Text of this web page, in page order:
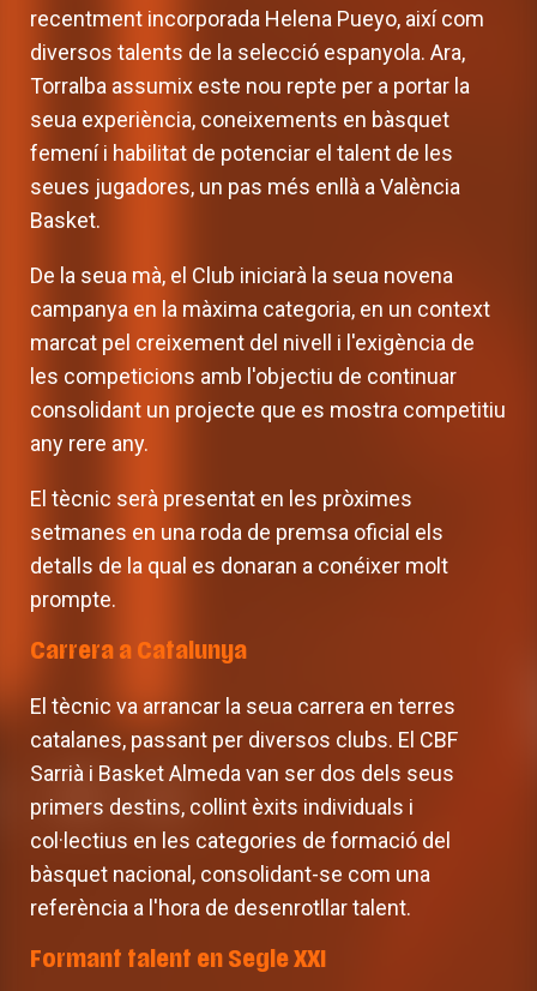
recentment incorporada Helena Pueyo, així com
diversos talents de la selecció espanyola. Ara,
Torralba assumix este nou repte per a portar la
seua experiència, coneixements en bàsquet
femení i habilitat de potenciar el talent de les
seues jugadores, un pas més enllà a València
Basket.
De la seua mà, el Club iniciarà la seua novena
campanya en la màxima categoria, en un context
marcat pel creixement del nivell i l'exigència de
les competicions amb l'objectiu de continuar
consolidant un projecte que es mostra competitiu
any rere any.
El tècnic serà presentat en les pròximes
setmanes en una roda de premsa oficial els
detalls de la qual es donaran a conéixer molt
prompte.
Carrera a Catalunya
El tècnic va arrancar la seua carrera en terres
catalanes, passant per diversos clubs. El CBF
Sarrià i Basket Almeda van ser dos dels seus
primers destins, collint èxits individuals i
col·lectius en les categories de formació del
bàsquet nacional, consolidant-se com una
referència a l'hora de desenrotllar talent.
Formant talent en Segle XXI